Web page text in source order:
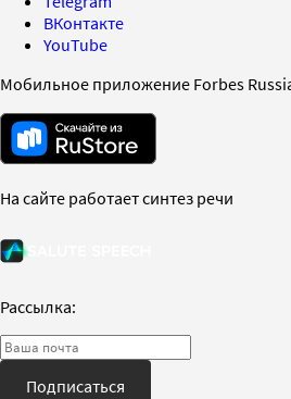
ВКонтакте
YouTube
Мобильное приложение Forbes
На сайте работает синтез речи
Рассылка:
Подписаться